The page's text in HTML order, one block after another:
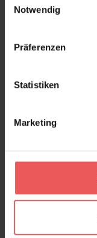
Notwendig
Präferenzen
Statistiken
Marketing
Shodo, col. 03